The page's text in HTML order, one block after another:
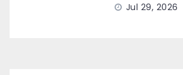
Jul 29, 2026